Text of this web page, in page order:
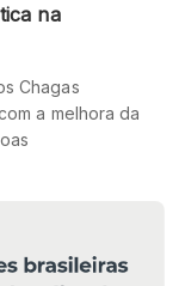
na
Chagas
a melhora da